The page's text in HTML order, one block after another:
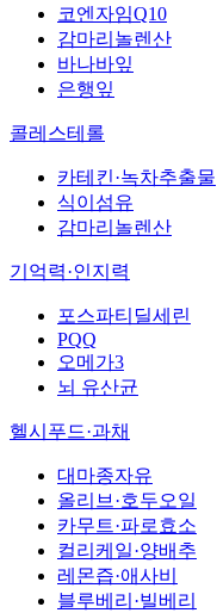
코엔자임Q10
감마리놀렌산
바나바잎
은행잎
콜레스테롤
카테킨·녹차추출물
식이섬유
감마리놀렌산
기억력·인지력
포스파티딜세린
PQQ
오메가3
뇌 유산균
헬시푸드·과채
대마종자유
올리브·호두오일
카무트·파로효소
컬리케일·양배추
레몬즙·애사비
블루베리·빌베리